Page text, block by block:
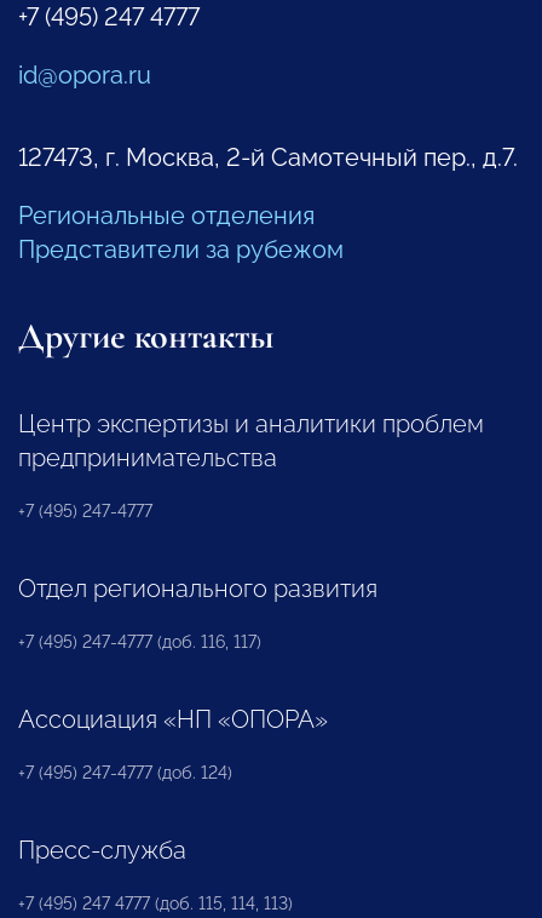
+7 (495) 247 4777
id@opora.ru
127473, г. Москва, 2-й Самотечный пер., д.7.
Региональные отделения
Представители за рубежом
Другие контакты
Центр экспертизы и аналитики проблем
предпринимательства
+7 (495) 247-4777
Отдел регионального развития
+7 (495) 247-4777 (доб. 116, 117)
Ассоциация «НП «ОПОРА»
+7 (495) 247-4777 (доб. 124)
Пресс-служба
+7 (495) 247 4777 (доб. 115, 114, 113)